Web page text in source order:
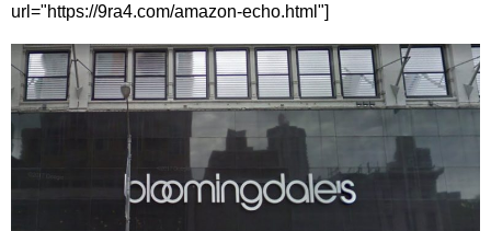
url="https://9ra4.com/amazon-echo.html"]